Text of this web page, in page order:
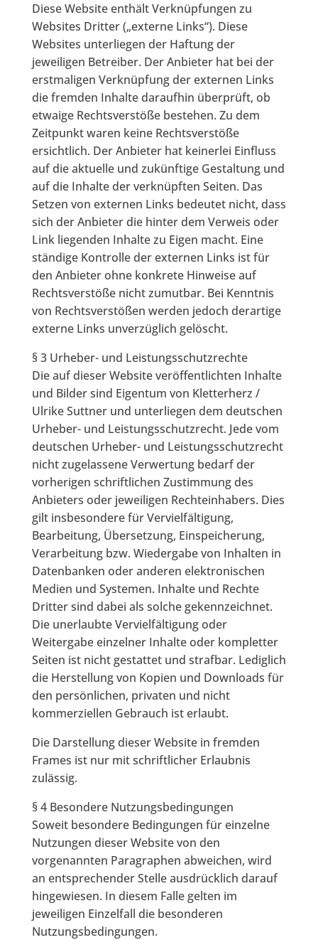
Diese Website enthält Verknüpfungen zu
Websites Dritter („externe Links“). Diese
Websites unterliegen der Haftung der
jeweiligen Betreiber. Der Anbieter hat bei der
erstmaligen Verknüpfung der externen Links
die fremden Inhalte daraufhin überprüft, ob
etwaige Rechtsverstöße bestehen. Zu dem
Zeitpunkt waren keine Rechtsverstöße
ersichtlich. Der Anbieter hat keinerlei Einfluss
auf die aktuelle und zukünftige Gestaltung und
auf die Inhalte der verknüpften Seiten. Das
Setzen von externen Links bedeutet nicht, dass
sich der Anbieter die hinter dem Verweis oder
Link liegenden Inhalte zu Eigen macht. Eine
ständige Kontrolle der externen Links ist für
den Anbieter ohne konkrete Hinweise auf
Rechtsverstöße nicht zumutbar. Bei Kenntnis
von Rechtsverstößen werden jedoch derartige
externe Links unverzüglich gelöscht.
§ 3 Urheber- und Leistungsschutzrechte
Die auf dieser Website veröffentlichten Inhalte
und Bilder sind Eigentum von Kletterherz /
Ulrike Suttner und unterliegen dem deutschen
Urheber- und Leistungsschutzrecht. Jede vom
deutschen Urheber- und Leistungsschutzrecht
nicht zugelassene Verwertung bedarf der
vorherigen schriftlichen Zustimmung des
Anbieters oder jeweiligen Rechteinhabers. Dies
gilt insbesondere für Vervielfältigung,
Bearbeitung, Übersetzung, Einspeicherung,
Verarbeitung bzw. Wiedergabe von Inhalten in
Datenbanken oder anderen elektronischen
Medien und Systemen. Inhalte und Rechte
Dritter sind dabei als solche gekennzeichnet.
Die unerlaubte Vervielfältigung oder
Weitergabe einzelner Inhalte oder kompletter
Seiten ist nicht gestattet und strafbar. Lediglich
die Herstellung von Kopien und Downloads für
den persönlichen, privaten und nicht
kommerziellen Gebrauch ist erlaubt.
Die Darstellung dieser Website in fremden
Frames ist nur mit schriftlicher Erlaubnis
zulässig.
§ 4 Besondere Nutzungsbedingungen
Soweit besondere Bedingungen für einzelne
Nutzungen dieser Website von den
vorgenannten Paragraphen abweichen, wird
an entsprechender Stelle ausdrücklich darauf
hingewiesen. In diesem Falle gelten im
jeweiligen Einzelfall die besonderen
Nutzungsbedingungen.